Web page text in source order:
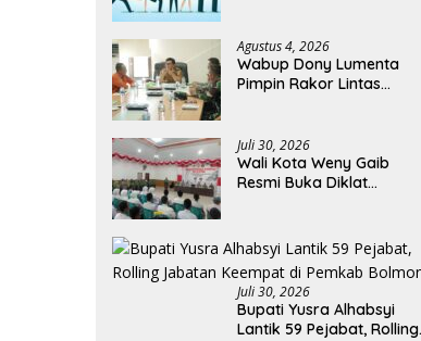
“Siluman”
Agustus 4, 2026
Wabup Dony Lumenta
Pimpin Rakor Lintas
Siaga Darurat Bencana
Juli 30, 2026
Wali Kota Weny Gaib
Resmi Buka Diklat
Juli 30, 2026
Bupati Yusra Alhabsyi
Lantik 59 Pejabat, Rolling